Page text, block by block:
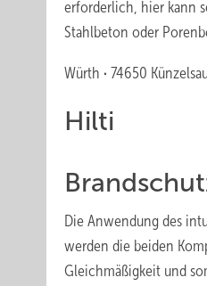
erforderlich, hier kann
Stahlbeton oder
Würth ·74650
Hilti
Die Anwendung des
werden die beiden
Gleichmäßigkeit und